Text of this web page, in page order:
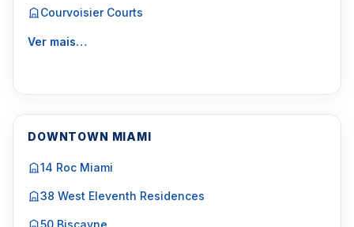
Courvoisier Courts
Ver mais…
DOWNTOWN MIAMI
14 Roc Miami
38 West Eleventh Residences
50 Biscayne